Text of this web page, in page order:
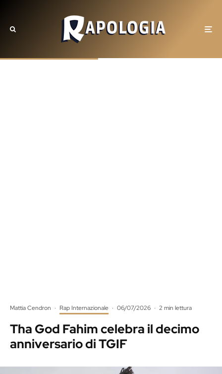
Mattia Cendron · Rap Internazionale · 06/07/2026 · 2 min lettura
Tha God Fahim celebra il decimo
anniversario di TGIF